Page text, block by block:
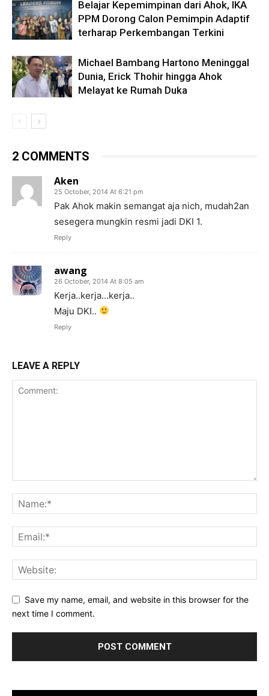
Belajar Kepemimpinan dari Ahok, IKA
PPM Dorong Calon Pemimpin Adaptif
terharap Perkembangan Terkini
Michael Bambang Hartono Meninggal
Dunia, Erick Thohir hingga Ahok
Melayat ke Rumah Duka
2 COMMENTS
Aken
25 October, 2014 At 6:21 pm
Pak Ahok makin semangat aja nich, mudah2an
sesegera mungkin resmi jadi DKI 1.
Reply
awang
26 October, 2014 At 8:05 am
Kerja..kerja…kerja..
Maju DKI..
Reply
LEAVE A REPLY
Save my name, email, and website in this browser for the
next time I comment.